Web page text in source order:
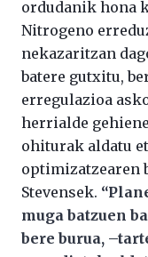
ordudanik hona
Nitrogeno
nekazaritzan
batere gutxitu,
erregulazioa
herrialde
ohiturak aldatu
optimizatzearen
Stevensek.
muga batzuen
bere burua,